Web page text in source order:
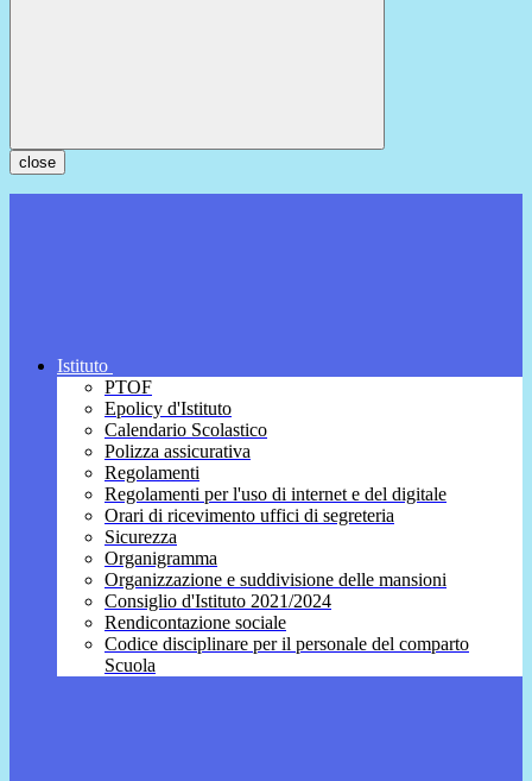
close
Istituto
PTOF
Epolicy d'Istituto
Calendario Scolastico
Polizza assicurativa
Regolamenti
Regolamenti per l'uso di internet e del digitale
Orari di ricevimento uffici di segreteria
Sicurezza
Organigramma
Organizzazione e suddivisione delle mansioni
Consiglio d'Istituto 2021/2024
Rendicontazione sociale
Codice disciplinare per il personale del comparto
Scuola